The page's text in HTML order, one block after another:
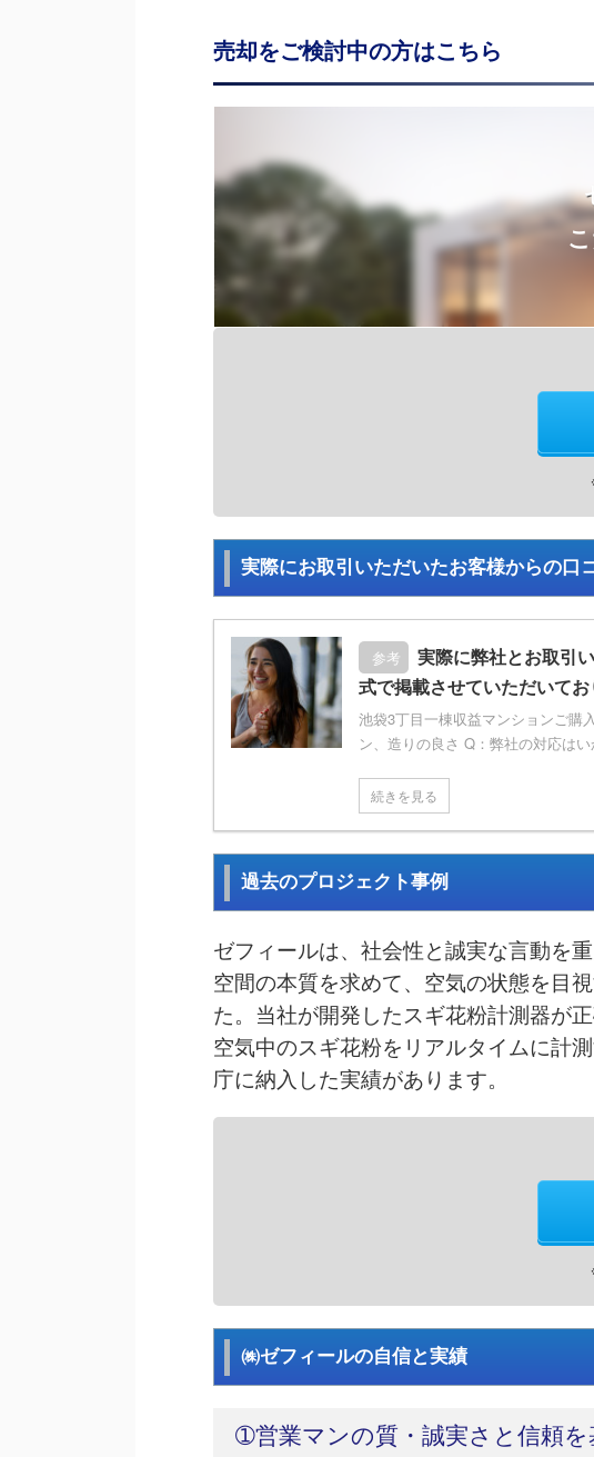
売却をご検討中の方はこちら
実際にお取引いただいたお客様からの口
参考
実際に弊社とお取引
式で掲載させていただいてお
池袋3丁目一棟収益マンションご購
ン、造りの良さ Q：弊社の対応は
続きを見る
過去のプロジェクト事例
ゼフィールは、社会性と誠実な言動を
空間の本質を求めて、空気の状態を目
た。当社が開発したスギ花粉計測器が
空気中のスギ花粉をリアルタイムに計
庁に納入した実績があります。
㈱ゼフィールの自信と実績
➀営業マンの質・誠実さと信頼